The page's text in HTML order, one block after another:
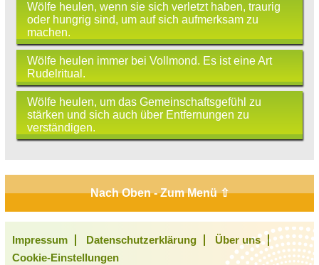
Wölfe heulen, wenn sie sich verletzt haben, traurig
oder hungrig sind, um auf sich aufmerksam zu
machen.
Wölfe heulen immer bei Vollmond. Es ist eine Art
Rudelritual.
Wölfe heulen, um das Gemeinschaftsgefühl zu
stärken und sich auch über Entfernungen zu
verständigen.
Nach Oben - Zum Menü ⇧
Impressum Datenschutzerklärung
Über uns
Cookie-Einstellungen